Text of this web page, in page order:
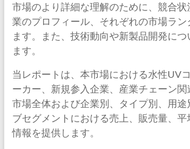
市場のより詳細な理解のために、競合状
業のプロフィール、それぞれの市場ラン
ます。また、技術動向や新製品開発に
ます。
当レポートは、本市場における水性UV
ーカー、新規参入企業、産業チェーン関
市場全体および企業別、タイプ別、用途
ブセグメントにおける売上、販売量、平
情報を提供します。